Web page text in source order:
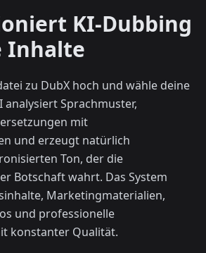
KI-Dubbing
Inhalte
zu DubX hoch und wähle deine
analysiert Sprachmuster,
mit
und erzeugt natürlich
Ton, der die
Botschaft wahrt. Das System
Marketingmaterialien,
und professionelle
konstanter Qualität.